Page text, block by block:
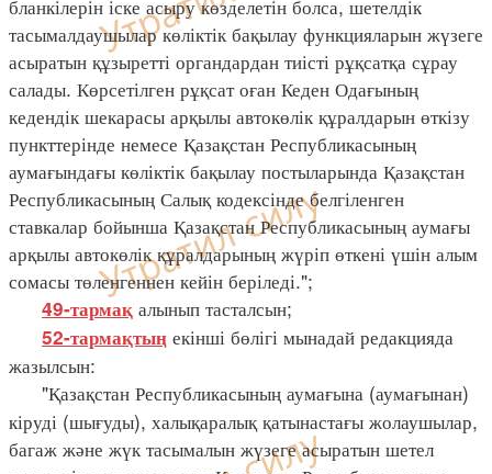
бланкілерін іске асыру көзделетін болса, шетелдік
тасымалдаушылар көліктік бақылау функцияларын жүзеге
асыратын құзыретті органдардан тиісті рұқсатқа сұрау
салады. Көрсетілген рұқсат оған Кеден Одағының
кедендік шекарасы арқылы автокөлік құралдарын өткізу
пункттерінде немесе Қазақстан Республикасының
аумағындағы көліктік бақылау постыларында Қазақстан
Республикасының Салық кодексінде белгіленген
ставкалар бойынша Қазақстан Республикасының аумағы
арқылы автокөлік құралдарының жүріп өткені үшін алым
сомасы төленгеннен кейін беріледі.";
49-тармақ алынып тасталсын;
52-тармақтың екінші бөлігі мынадай редакцияда
жазылсын:
"Қазақстан Республикасының аумағына (аумағынан)
кіруді (шығуды), халықаралық қатынастағы жолаушылар,
багаж және жүк тасымалын жүзеге асыратын шетел